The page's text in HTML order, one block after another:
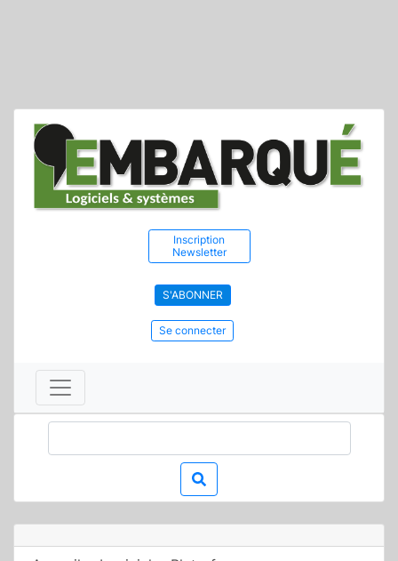
Inscription
Newsletter
S'ABONNER
Se connecter